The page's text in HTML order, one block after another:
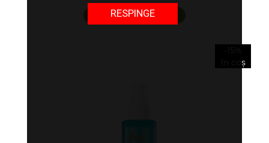
adaugă în coș
-15%
în coș
RESPINGE